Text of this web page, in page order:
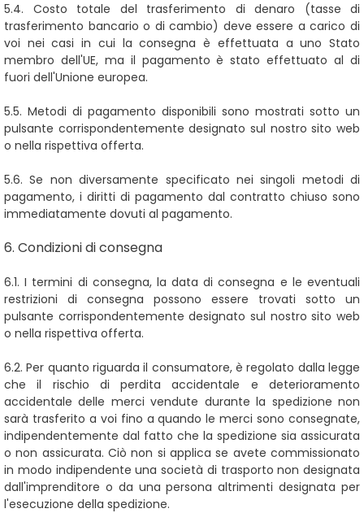
5.4. Costo totale del trasferimento di denaro (tasse di
trasferimento bancario o di cambio) deve essere a carico di
voi nei casi in cui la consegna è effettuata a uno Stato
membro dell'UE, ma il pagamento è stato effettuato al di
fuori dell'Unione europea.
5.5. Metodi di pagamento disponibili sono mostrati sotto un
pulsante corrispondentemente designato sul nostro sito web
o nella rispettiva offerta.
5.6. Se non diversamente specificato nei singoli metodi di
pagamento, i diritti di pagamento dal contratto chiuso sono
immediatamente dovuti al pagamento.
6. Condizioni di consegna
6.1. I termini di consegna, la data di consegna e le eventuali
restrizioni di consegna possono essere trovati sotto un
pulsante corrispondentemente designato sul nostro sito web
o nella rispettiva offerta.
6.2. Per quanto riguarda il consumatore, è regolato dalla legge
che il rischio di perdita accidentale e deterioramento
accidentale delle merci vendute durante la spedizione non
sarà trasferito a voi fino a quando le merci sono consegnate,
indipendentemente dal fatto che la spedizione sia assicurata
o non assicurata. Ciò non si applica se avete commissionato
in modo indipendente una società di trasporto non designata
dall'imprenditore o da una persona altrimenti designata per
l'esecuzione della spedizione.